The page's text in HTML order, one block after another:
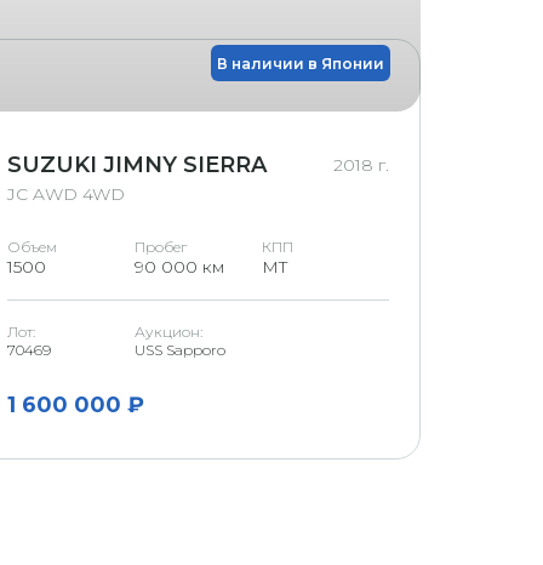
В наличии в Японии
SUZUKI JIMNY SIERRA
JC AWD 4WD
2018 г.
Объем
1500
Пробег
90 000 км
КПП
MT
Лот:
70469
Аукцион:
USS Sapporo
1 600 000 ₽